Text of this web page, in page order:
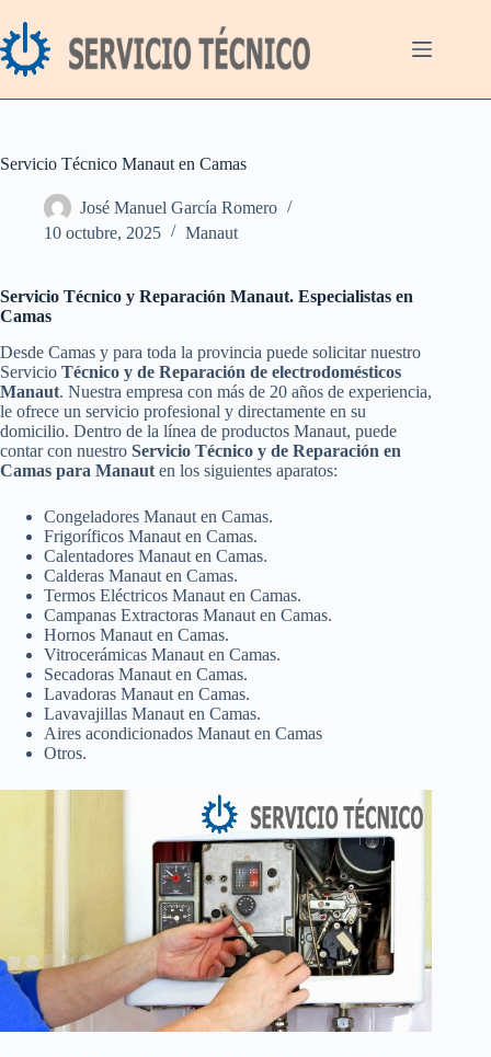
al
contenido
Servicio Técnico Manaut en Camas
José Manuel García Romero
10 octubre, 2025
Manaut
Servicio Técnico y Reparación Manaut. Especialistas en
Camas
Desde Camas y para toda la provincia puede solicitar nuestro
Servicio Técnico y de Reparación de electrodomésticos
Manaut. Nuestra empresa con más de 20 años de experiencia,
le ofrece un servicio profesional y directamente en su
domicilio. Dentro de la línea de productos Manaut, puede
contar con nuestro Servicio Técnico y de Reparación en
Camas para Manaut en los siguientes aparatos:
Congeladores Manaut en Camas.
Frigoríficos Manaut en Camas.
Calentadores Manaut en Camas.
Calderas Manaut en Camas.
Termos Eléctricos Manaut en Camas.
Campanas Extractoras Manaut en Camas.
Hornos Manaut en Camas.
Vitrocerámicas Manaut en Camas.
Secadoras Manaut en Camas.
Lavadoras Manaut en Camas.
Lavavajillas Manaut en Camas.
Aires acondicionados Manaut en Camas
Otros.